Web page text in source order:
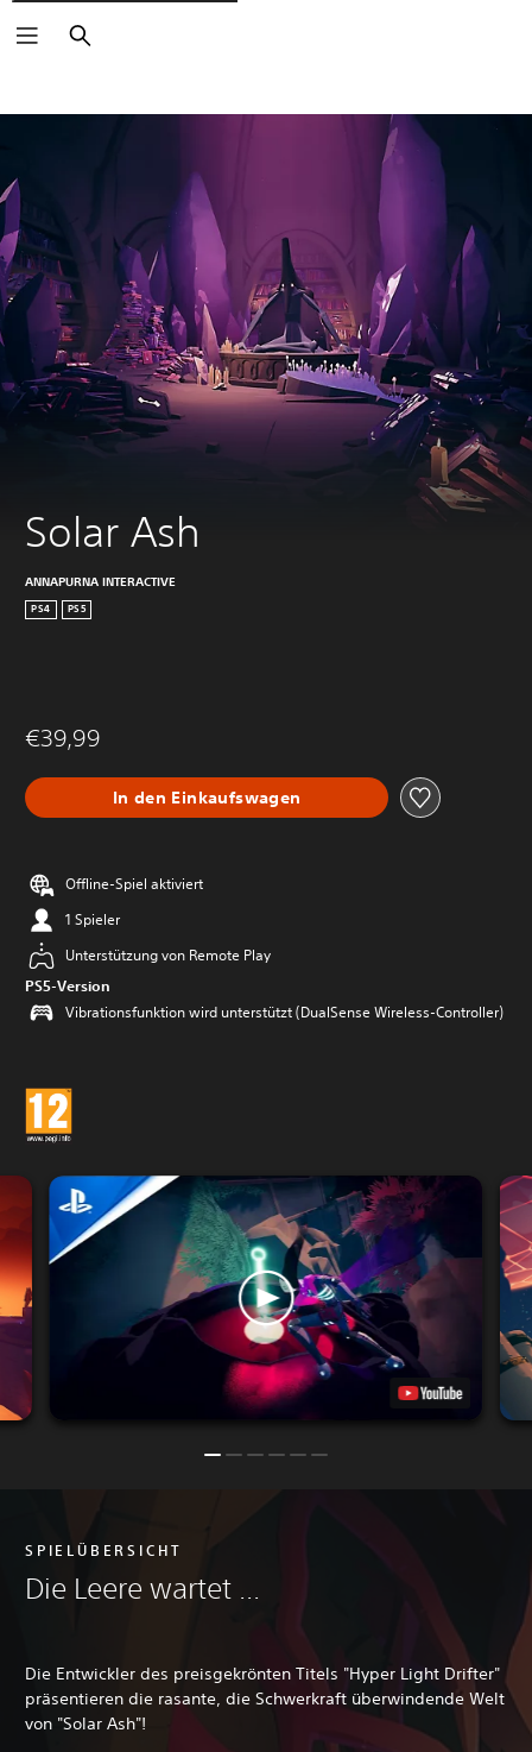
Suchen
Solar Ash
ANNAPURNA INTERACTIVE
PS4 PS5
€39,99
In den Einkaufswagen
Offline-Spiel aktiviert
1 Spieler
Unterstützung von Remote Play
PS5-Version
Vibrationsfunktion wird unterstützt (DualSense Wireless-Controller)
SPIELÜBERSICHT
Die Leere wartet ...
Die Entwickler des preisgekrönten Titels "Hyper Light Drifter"
präsentieren die rasante, die Schwerkraft überwindende Welt
von "Solar Ash"!